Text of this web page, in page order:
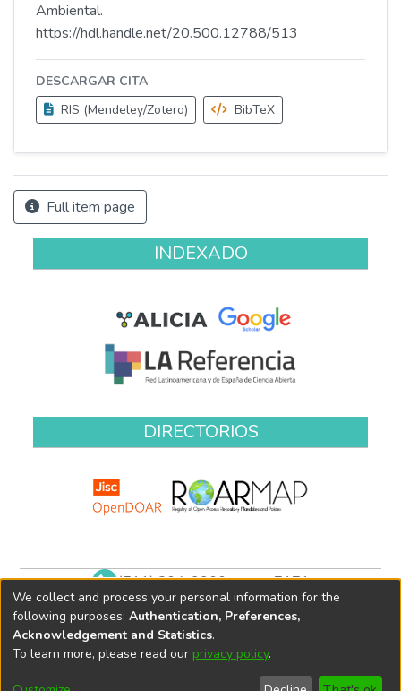
Ambiental.
https://hdl.handle.net/20.500.12788/513
DESCARGAR CITA
RIS (Mendeley/Zotero)
BibTeX
Full item page
INDEXADO
DIRECTORIOS
(511) 204-9900 anexo 7171
biblioteca@oefa.gob.pe
We collect and process your personal information for the
following purposes: Authentication, Preferences,
Acknowledgement and Statistics.
To learn more, please read our privacy policy.